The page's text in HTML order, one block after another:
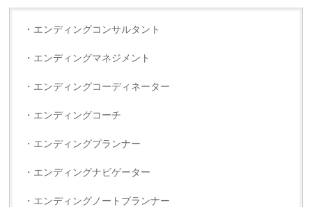
・エンディングコンサルタント
・エンディングマネジメント
・エンディングコーディネーター
・エンディングコーチ
・エンディングプランナー
・エンディングナビゲーター
・エンディングノートプランナー